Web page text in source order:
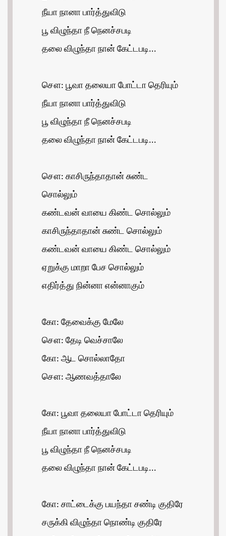
நீயா நானா பார்த்துவிடு
பூ விழுந்தா நீ நெனச்சபடி
தலை விழுந்தா நான் கேட்டபடி...
சௌ: பூவா தலையா போட்டா தெரியும்
நீயா நானா பார்த்துவிடு
பூ விழுந்தா நீ நெனச்சபடி
தலை விழுந்தா நான் கேட்டபடி...
சௌ: காசிருந்தாதான் சுண்ட
சொல்லும்
கண்டவன் வாயை கிண்ட சொல்லும்
காசிருந்தாதான் சுண்ட சொல்லும்
கண்டவன் வாயை கிண்ட சொல்லும்
ஏறுக்கு மாறா பேச சொல்லும்
எதிர்த்து நின்னா என்னாகும்
கோ: தேவைக்கு மேலே
சௌ: தேடி வெச்சாலே
கோ: ஆட சொல்லாதோ
சௌ: ஆணவத்தாலே
கோ: பூவா தலையா போட்டா தெரியும்
நீயா நானா பார்த்துவிடு
பூ விழுந்தா நீ நெனச்சபடி
தலை விழுந்தா நான் கேட்டபடி...
கோ: சாட்டைக்கு பயந்தா சண்டி குதிரே
சருக்கி விழுந்தா நொண்டி குதிரே